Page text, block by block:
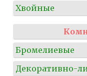
Хвойные
Бромелиевые
Декоративно-